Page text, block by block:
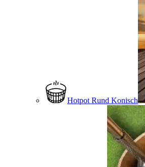
Hotpot Rund Konisch